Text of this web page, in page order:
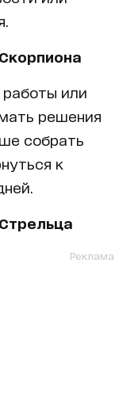
или
решения
собрать
к
Реклама